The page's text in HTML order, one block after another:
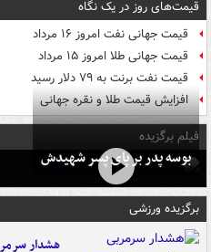
قیمت‌های روز در یک نگاه
قیمت جهانی نفت امروز ۱۶ مرداد
قیمت جهانی طلا امروز ۱۵ مرداد
قیمت نفت برنت به ۷۹ دلار رسید
افزایش قیمت طلا و نقره جهانی
فیلم برگزیده
بوسه‌ پدر بر پای پسر شهیدش
برگزیده ورزشی
هشدار